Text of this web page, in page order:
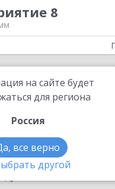
8
на сайте будет
для региона
Россия
все верно
другой
1С:СБП
1С:СБП C2B
области
информационными